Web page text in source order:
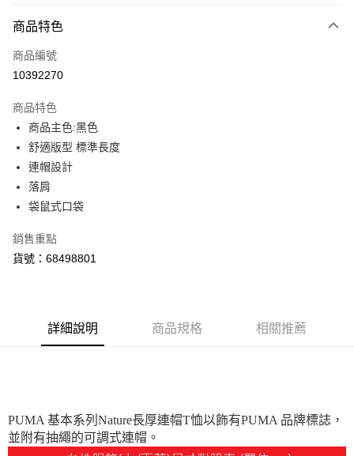
信用卡一次付款
LINE Pay
街口支付
悠遊付
Google Pay
貨到付款
付款後7-11取貨
每筆NT$100，滿NT$1,800(含以上)免運費
宅配貨到付款(離島恕不配送)
每筆NT$180
商品特色
商品編號
10392270
商品特色
商品主色:黑色
舒適版型 標準長度
連帽設計
落肩
袋鼠式口袋
銷售重點
貨號：68498801
詳細說明 商品規格 相關推薦
PUMA 基本系列Nature長厚連帽T恤以飾有PUMA 品牌標誌，
並附有抽繩的可調式連帽。